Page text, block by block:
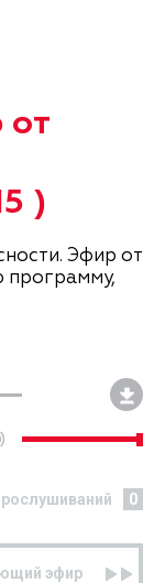
от
)
Эфир от
программу,
0
эфир